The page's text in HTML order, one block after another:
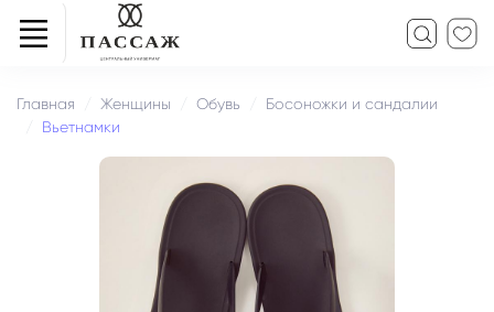
Главная Женщины Обувь
Босоножки и сандалии
Вьетнамки